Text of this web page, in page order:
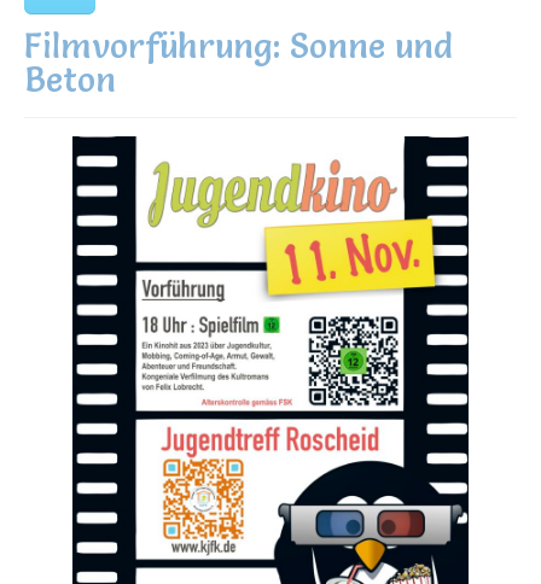
Filmvorführung: Sonne und
Beton